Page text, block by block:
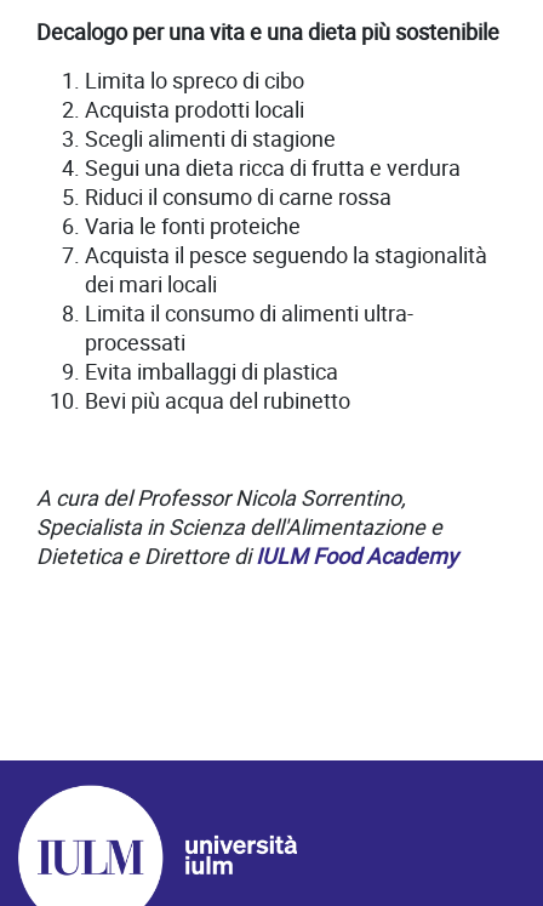
Decalogo per una vita e una dieta più sostenibile
Limita lo spreco di cibo
Acquista prodotti locali
Scegli alimenti di stagione
Segui una dieta ricca di frutta e verdura
Riduci il consumo di carne rossa
Varia le fonti proteiche
Acquista il pesce seguendo la stagionalità
dei mari locali
Limita il consumo di alimenti ultra-
processati
Evita imballaggi di plastica
Bevi più acqua del rubinetto
A cura del Professor Nicola Sorrentino,
Specialista in Scienza dell'Alimentazione e
Dietetica e Direttore diIULM Food Academy